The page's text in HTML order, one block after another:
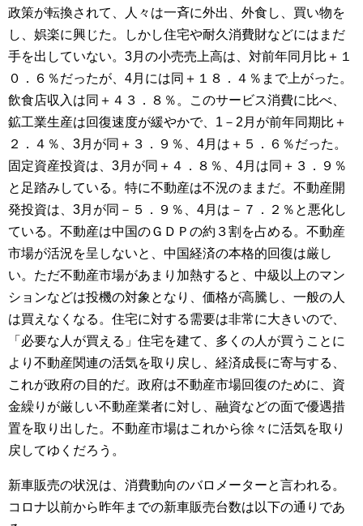
政策が転換されて、人々は一斉に外出、外食し、買い物を
し、娯楽に興じた。しかし住宅や耐久消費財などにはまだ
手を出していない。3月の小売売上高は、対前年同月比＋１
０．６％だったが、4月には同＋１８．４％まで上がった。
飲食店収入は同＋４３．８％。このサービス消費に比べ、
鉱工業生産は回復速度が緩やかで、1－2月が前年同期比＋
２．４％、3月が同＋３．９％、4月は＋５．６％だった。
固定資産投資は、3月が同＋４．８％、4月は同＋３．９％
と足踏みしている。特に不動産は不況のままだ。不動産開
発投資は、3月が同－５．９％、4月は－７．２％と悪化し
ている。不動産は中国のＧＤＰの約３割を占める。不動産
市場が活況を呈しないと、中国経済の本格的回復は厳し
い。ただ不動産市場があまり加熱すると、中級以上のマン
ションなどは投機の対象となり、価格が高騰し、一般の人
は買えなくなる。住宅に対する需要は非常に大きいので、
「必要な人が買える」住宅を建て、多くの人が買うことに
より不動産関連の活気を取り戻し、経済成長に寄与する、
これが政府の目的だ。政府は不動産市場回復のために、資
金繰りが厳しい不動産業者に対し、融資などの面で優遇措
置を取り出した。不動産市場はこれから徐々に活気を取り
戻してゆくだろう。
新車販売の状況は、消費動向のバロメーターと言われる。
コロナ以前から昨年までの新車販売台数は以下の通りであ